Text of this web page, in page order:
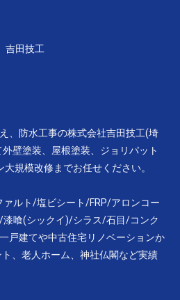
吉田技工
、防水工事の株式会社吉田技工(埼
壁塗装、屋根塗装、ジョリパット
規模改修までお任せください。
ルト/塩ビシート/FRP/アロンコー
漆喰(シックイ)/シラス/石目/コンク
戸建てや中古住宅リノベーションか
、老人ホーム、神社仏閣など実績